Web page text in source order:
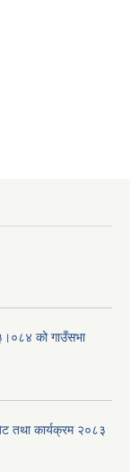
को गाउँसभा
तथा कार्यक्रम २०८३